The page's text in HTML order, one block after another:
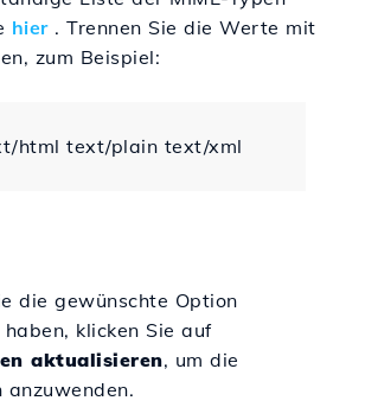
hier . Trennen Sie die Werte mit
zum Beispiel:
html text/plain text/xml
die gewünschte Option
klicken Sie auf
aktualisieren, um die
anzuwenden.